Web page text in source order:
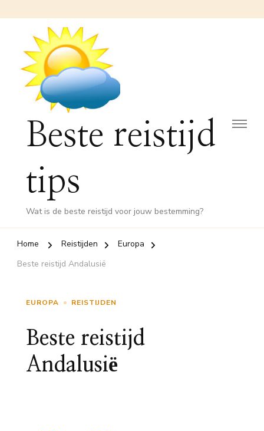
Beste reistijd
tips
Wat is de beste reistijd voor jouw bestemming?
Home Reistijden
Europa
Beste reistijd Andalusië
EUROPA REISTIJDEN
Beste reistijd
Andalusië